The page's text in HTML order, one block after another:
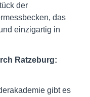
der
das
einzigartig in
Ratzeburg:
gibt es